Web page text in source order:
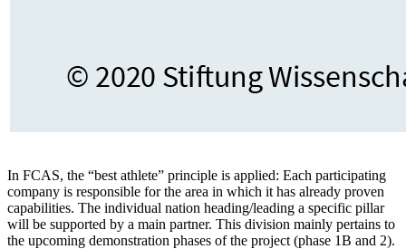
In FCAS, the “best athlete” principle is applied: Each participating
company is responsible for the area in which it has already proven
capabilities. The individual nation heading/leading a specific pillar
will be supported by a main partner. This divi­sion mainly pertains to
the upcoming demon­stration phases of the project (phase 1B and 2).